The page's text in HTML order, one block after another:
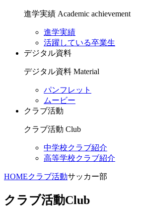
進学実績 Academic achievement
進学実績
活躍している卒業生
デジタル資料
デジタル資料 Material
パンフレット
ムービー
クラブ活動
クラブ活動 Club
中学校クラブ紹介
高等学校クラブ紹介
HOMEクラブ活動サッカー部
クラブ活動Club